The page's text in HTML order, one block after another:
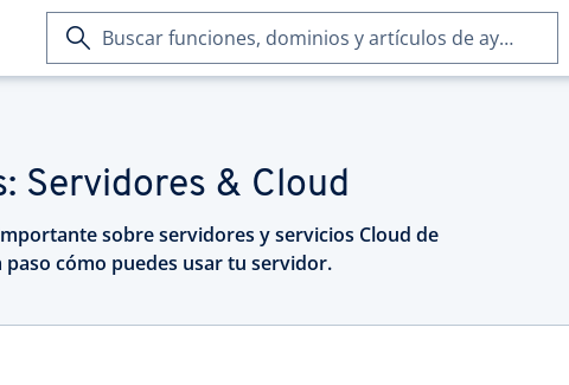
Buscar
funciones,
ayuda
Servidores & Cloud
sobre servidores y servicios Cloud de
paso cómo puedes usar tu servidor.